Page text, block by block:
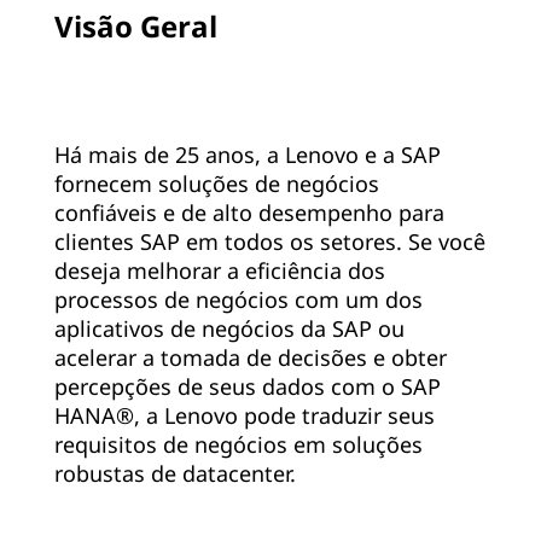
Visão Geral
Há mais de 25 anos, a Lenovo e a SAP
fornecem soluções de negócios
confiáveis e de alto desempenho para
clientes SAP em todos os setores. Se você
deseja melhorar a eficiência dos
processos de negócios com um dos
aplicativos de negócios da SAP ou
acelerar a tomada de decisões e obter
percepções de seus dados com o SAP
HANA®, a Lenovo pode traduzir seus
requisitos de negócios em soluções
robustas de datacenter.